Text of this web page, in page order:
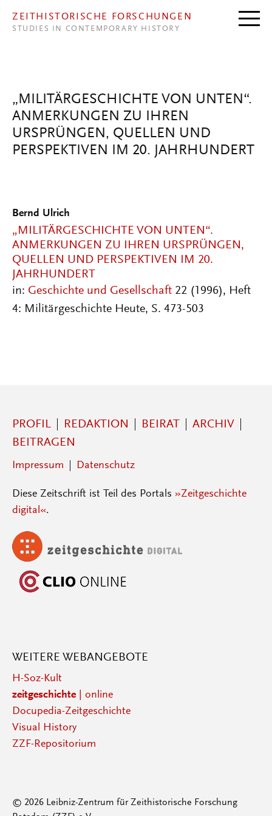
ZEITHISTORISCHE FORSCHUNGEN
STUDIES IN CONTEMPORARY HISTORY
„MILITÄRGESCHICHTE VON UNTEN“.
ANMERKUNGEN ZU IHREN
URSPRÜNGEN, QUELLEN UND
PERSPEKTIVEN IM 20. JAHRHUNDERT
Bernd Ulrich
„MILITÄRGESCHICHTE VON UNTEN“.
ANMERKUNGEN ZU IHREN URSPRÜNGEN,
QUELLEN UND PERSPEKTIVEN IM 20.
JAHRHUNDERT
in: Geschichte und Gesellschaft 22 (1996), Heft
4: Militärgeschichte Heute, S. 473-503
PROFIL REDAKTION BEIRAT
ARCHIV
BEITRAGEN
Impressum Datenschutz
Diese Zeitschrift ist Teil des Portals »Zeitgeschichte
digital«.
WEITERE WEBANGEBOTE
H-Soz-Kult
zeitgeschichte| online
Docupedia-Zeitgeschichte
Visual History
ZZF-Repositorium
© 2026 Leibniz-Zentrum für Zeithistorische Forschung